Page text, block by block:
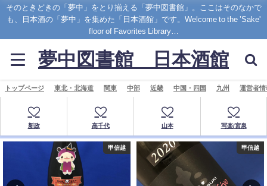
そのときどきの「夢中」をとり揃える「夢中図書館」。ここはそのなかで
も、日本酒の「夢中」を集めた「日本酒館」です。Welcome to the ’Sake'
floor of Favorites Library…
夢中図書館 日本酒館
トップページ 東北・北海道 関東 中部 近畿 中国・四国 九州 運営者情
新政 高千代 山本 写楽/宮泉
甲信越 甲信越